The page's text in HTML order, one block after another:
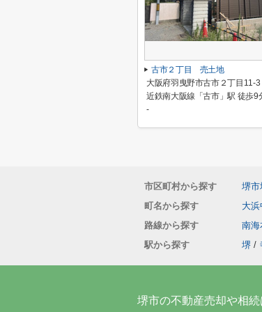
古市２丁目 売土地
大阪府羽曳野市古市２丁目11-3
近鉄南大阪線「古市」駅 徒歩9
-
市区町村から探す 堺市
町名から探す
大
路線から探す
南海
駅から探す
堺 /
堺市の不動産売却や相